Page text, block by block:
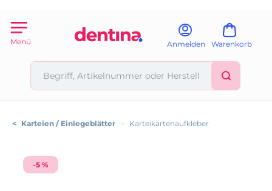
Menü Anmelden Warenkorb
< Karteien / Einlegeblätter > Karteikartenaufkleber
-5 %